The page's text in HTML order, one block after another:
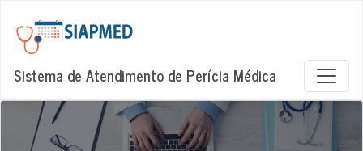
Sistema de Atendimento de Perícia Médica